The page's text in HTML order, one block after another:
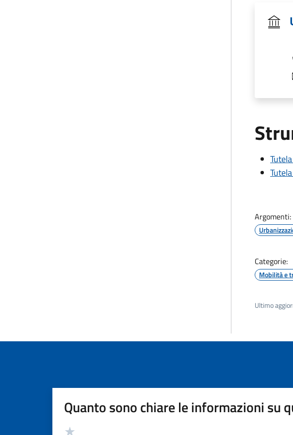
Argomenti:
Categorie:
Mobilità e
Ultimo
Quanto sono chiare le informazioni su
Valutazione